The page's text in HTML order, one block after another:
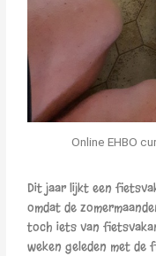
Online EHBO
Dit jaar lijkt een
omdat de
toch iets van
weken geleden met